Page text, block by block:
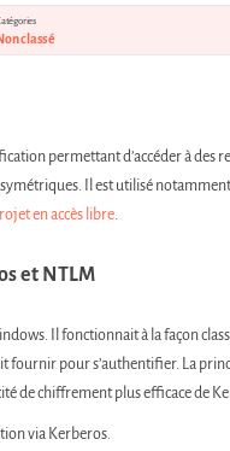
classé
permettant d’accéder à des
Il est utilisé
en accès libre.
et NTLM
Il fonctionnait à la façon
fournir pour s’authentifier. La
de chiffrement plus efficace de
via Kerberos.